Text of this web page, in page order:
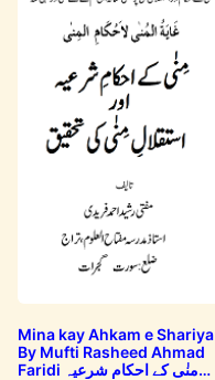
Mina kay Ahkam e Shariya
By Mufti Rasheed Ahmad
Faridi منٰی کے احکام شرعیہ